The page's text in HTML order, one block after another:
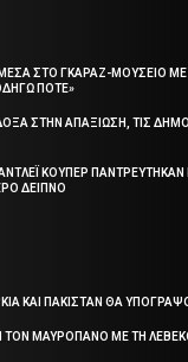
ΣΤΟ ΓΚΑΡΑΖ-ΜΟΥΣΕΙΟ ΜΕ
ΠΟΤΕ»
ΣΤΗΝ ΑΠΑΞΙΩΣΗ, ΤΙΣ
ΚΟΥΠΕΡ
ΔΕΙΠΝΟ
ΚΑΙ ΠΑΚΙΣΤΑΝ ΘΑ
ΤΟΝ ΜΑΥΡΟΠΑΝΟ ΜΕ ΤΗ